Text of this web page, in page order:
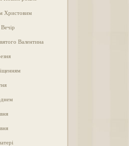
Христовим
Валентина